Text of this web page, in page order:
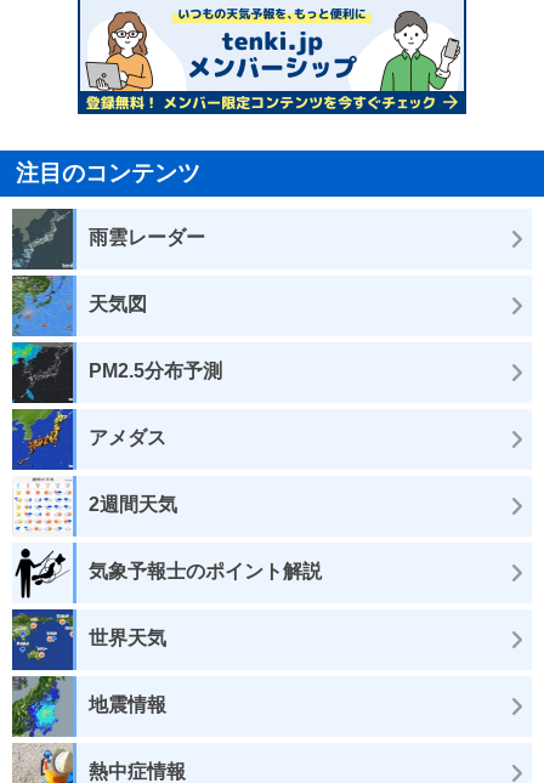
注目のコンテンツ
雨雲レーダー
天気図
PM2.5分布予測
アメダス
2週間天気
気象予報士のポイント解説
世界天気
地震情報
熱中症情報